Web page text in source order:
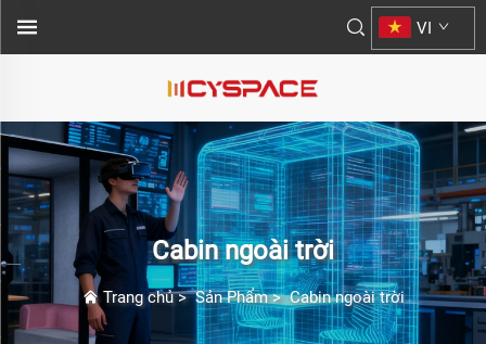
VI
Cabin ngoài trời
Trang chủ>Sản Phẩm>Cabin ngoài trời